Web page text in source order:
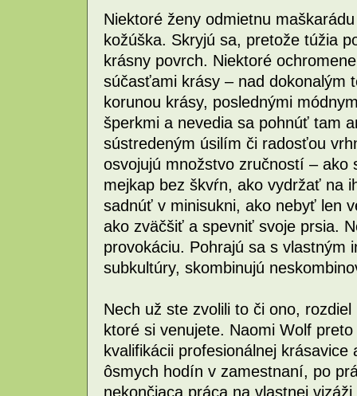
Niektoré ženy odmietnu
kožúška. Skryjú sa, pretože túžia
krásny povrch. Niektoré
súčasťami krásy – nad dokonalým
korunou krásy, poslednými
šperkmi a nevedia sa pohnúť tam
sústredeným úsilím či radosťou
osvojujú množstvo zručností –
mejkap bez škvŕn, ako vydržať na
sadnúť v minisukni, ako nebyť len
ako zväčšiť a spevniť svoje prsia.
provokáciu. Pohrajú sa s vlastným
subkultúry, skombinujú
Nech už ste zvolili to či ono,
ktoré si venujete. Naomi Wolf
kvalifikácii profesionálnej
ôsmych hodín v zamestnaní, po
nekončiaca práca na vlastnej